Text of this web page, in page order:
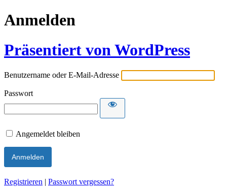
Anmelden
Präsentiert von WordPress
Benutzername oder E-Mail-Adresse
Passwort
Angemeldet bleiben
Alternative:
Registrieren | Passwort vergessen?